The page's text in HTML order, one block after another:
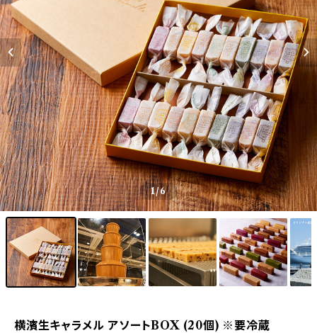
1/6
横濱生キャラメル アソートBOX (20個) ※要冷蔵